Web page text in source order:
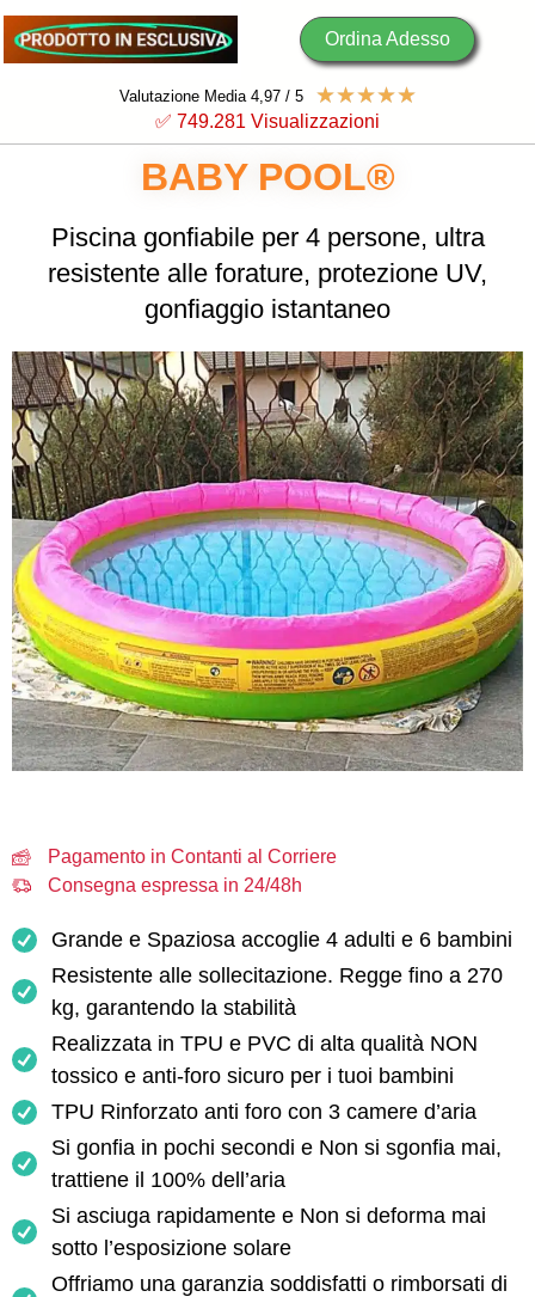
Ordina Adesso
Valutazione Media 4,97 / 5 ☆☆☆☆☆
✅ 749.282 Visualizzazioni
BABY POOL®
Piscina gonfiabile per 4 persone, ultra
resistente alle forature, protezione UV,
gonfiaggio istantaneo
Pagamento in Contanti al Corriere
Consegna espressa in 24/48h
Grande e Spaziosa accoglie 4 adulti e 6 bambini
Resistente alle sollecitazione. Regge fino a 270
kg, garantendo la stabilità
Realizzata in TPU e PVC di alta qualità NON
tossico e anti-foro sicuro per i tuoi bambini
TPU Rinforzato anti foro con 3 camere d’aria
Si gonfia in pochi secondi e Non si sgonfia mai,
trattiene il 100% dell’aria
Si asciuga rapidamente e Non si deforma mai
sotto l’esposizione solare
Offriamo una garanzia soddisfatti o rimborsati di